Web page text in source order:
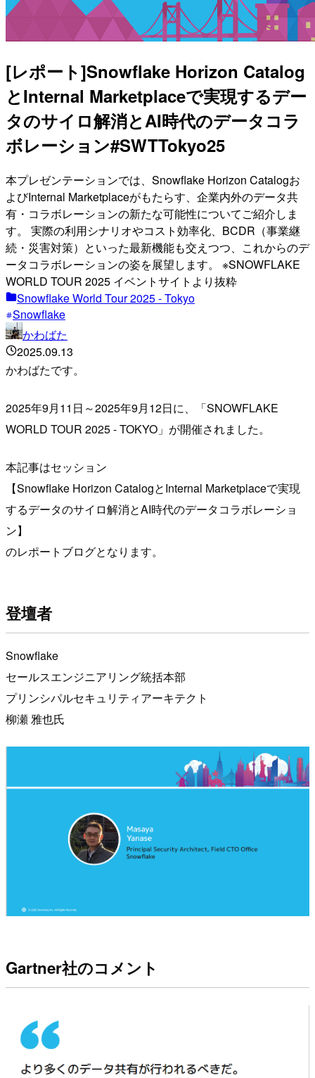
[レポート]Snowflake Horizon Catalog
とInternal Marketplaceで実現するデー
タのサイロ解消とAI時代のデータコラ
ボレーション#SWTTokyo25
本プレゼンテーションでは、Snowflake Horizon Catalogお
よびInternal Marketplaceがもたらす、企業内外のデータ共
有・コラボレーションの新たな可能性についてご紹介しま
す。 実際の利用シナリオやコスト効率化、BCDR（事業継
続・災害対策）といった最新機能も交えつつ、これからのデ
ータコラボレーションの姿を展望します。 ※SNOWFLAKE
WORLD TOUR 2025 イベントサイトより抜粋
Snowflake World Tour 2025 - Tokyo
Snowflake
かわばた
2025.09.13
かわばたです。
2025年9月11日～2025年9月12日に、「SNOWFLAKE
WORLD TOUR 2025 - TOKYO」が開催されました。
本記事はセッション
【Snowflake Horizon CatalogとInternal Marketplaceで実現
するデータのサイロ解消とAI時代のデータコラボレーショ
ン】
のレポートブログとなります。
登壇者
Snowflake
セールスエンジニアリング統括本部
プリンシパルセキュリティアーキテクト
柳瀬 雅也氏
Gartner社のコメント